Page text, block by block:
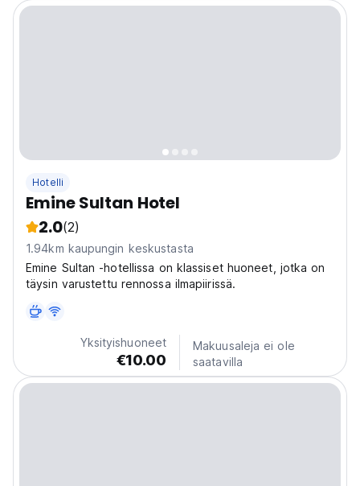
Hotelli
Emine Sultan Hotel
2.0(2)
1.94km kaupungin keskustasta
Emine Sultan -hotellissa on klassiset huoneet, jotka on
täysin varustettu rennossa ilmapiirissä.
Yksityishuoneet
€10.00
Makuusaleja ei ole
saatavilla